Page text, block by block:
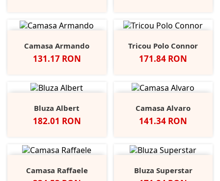
Camasa Armando
Pret
131.17 RON
Tricou Polo Connor
Pret
171.84 RON
Bluza Albert
Pret
182.01 RON
Camasa Alvaro
Pret
141.34 RON
Camasa Raffaele Bluza Superstar